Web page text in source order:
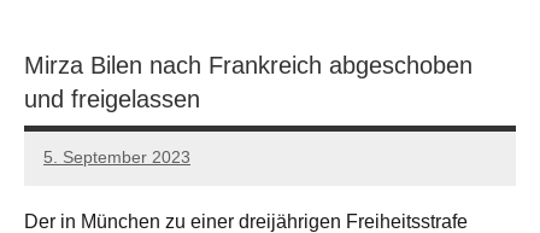
Mirza Bilen nach Frankreich abgeschoben
und freigelassen
5. September 2023
network
Der in München zu einer dreijährigen Freiheitsstrafe